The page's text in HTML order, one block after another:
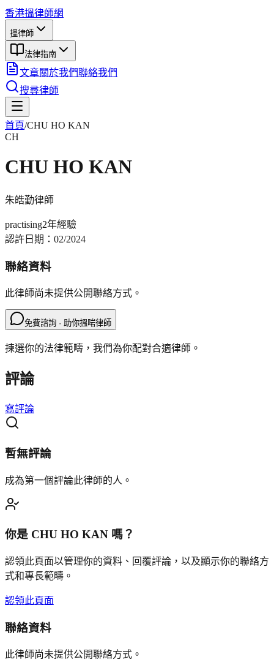
香港搵律師網
搵律師
法律指南
文章關於我們聯絡我們
搜尋律師
首頁/CHU HO KAN
CH
CHU HO KAN
朱皓勤律師
practising2年經驗
認許日期： 02/2024
聯絡資料
此律師尚未提供公開聯絡方式。
免費諮詢 · 助你搵啱律師
揀選你的法律範疇，我們為你配對合適律師。
評論
寫評論
暫無評論
成為第一個評論此律師的人。
你是 CHU HO KAN 嗎？
認領此頁面以管理你的資料、回覆評論，以及顯示你的聯絡方
式和專長範疇。
認領此頁面
聯絡資料
此律師尚未提供公開聯絡方式。